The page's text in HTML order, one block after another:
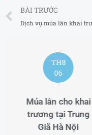
Prev
BÀI TRƯỚC
TH8
06
Múa lân cho khai
trương tại Trung
Giã Hà Nội